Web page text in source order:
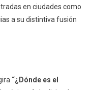
en ciudades como
a su distintiva fusión
“¿Dónde es el